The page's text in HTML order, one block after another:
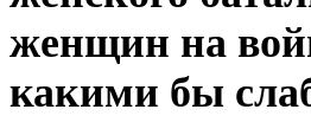
женщин на
какими бы